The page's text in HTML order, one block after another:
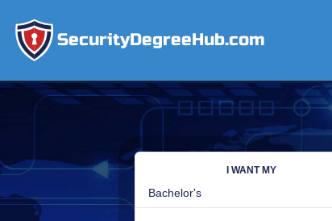
SecurityDegreeHub.com